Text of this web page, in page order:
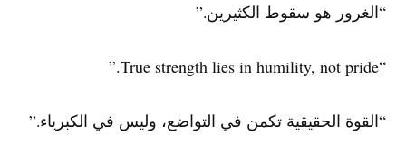
“الغرور هو سقوط الكثيرين.”
“True strength lies in humility, not pride.”
“القوة الحقيقية تكمن في التواضع، وليس في الكبرياء.”